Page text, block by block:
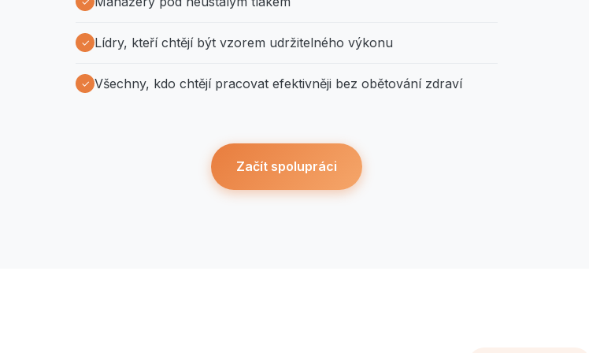
Lídry, kteří chtějí být vzorem udržitelného výkonu
Všechny, kdo chtějí pracovat efektivněji bez obětování zdraví
Začít spolupráci